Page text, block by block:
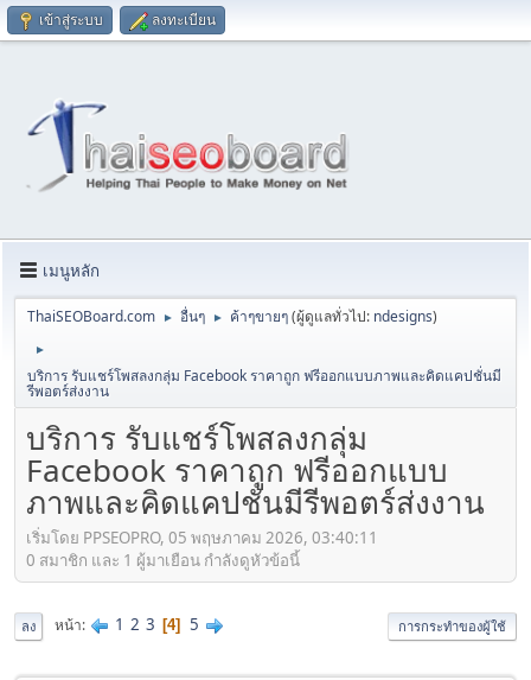
เข้าสู่ระบบ ลงทะเบียน
เมนูหลัก
ThaiSEOBoard.com ► อื่นๆ ► ค้าๆขายๆ(ผู้ดูแลทั่วไป: ndesigns)
►
บริการ รับแชร์โพสลงกลุ่ม Facebook ราคาถูก ฟรีออกแบบภาพและคิดแคปชั่นมี
รีพอตร์ส่งงาน
บริการ รับแชร์โพสลงกลุ่ม
Facebook ราคาถูก ฟรีออกแบบ
ภาพและคิดแคปชั่นมีรีพอตร์ส่งงาน
เริ่มโดย PPSEOPRO, 05 พฤษภาคม 2026, 03:40:11
0 สมาชิก และ 1 ผู้มาเยือน กำลังดูหัวข้อนี้
ลง หน้า 1 2 3 4 5 การกระทำของผู้ใช้